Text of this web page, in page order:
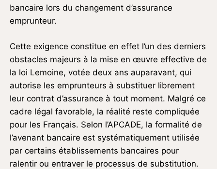
bancaire lors du changement d’assurance
emprunteur.
Cette exigence constitue en effet l’un des derniers
obstacles majeurs à la mise en œuvre effective de
la loi Lemoine, votée deux ans auparavant, qui
autorise les emprunteurs à substituer librement
leur contrat d’assurance à tout moment. Malgré ce
cadre légal favorable, la réalité reste compliquée
pour les Français. Selon l’APCADE, la formalité de
l’avenant bancaire est systématiquement utilisée
par certains établissements bancaires pour
ralentir ou entraver le processus de substitution.